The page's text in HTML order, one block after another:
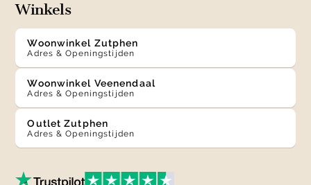
Winkels
Woonwinkel Zutphen
Adres & Openingstijden
Woonwinkel Veenendaal
Adres & Openingstijden
Outlet Zutphen
Adres & Openingstijden